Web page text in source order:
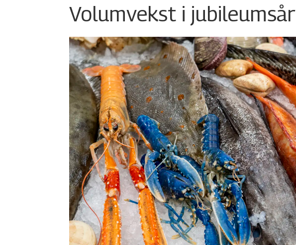
Volumvekst i jubileumsår